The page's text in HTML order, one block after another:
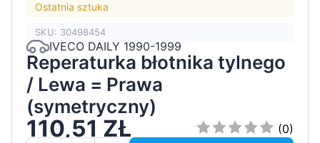
Ostatnia sztuka
SKU: 30498454
IVECO DAILY 1990-1999
Reperaturka błotnika tylnego
/ Lewa = Prawa
(symetryczny)
110,51 ZŁ
(0)